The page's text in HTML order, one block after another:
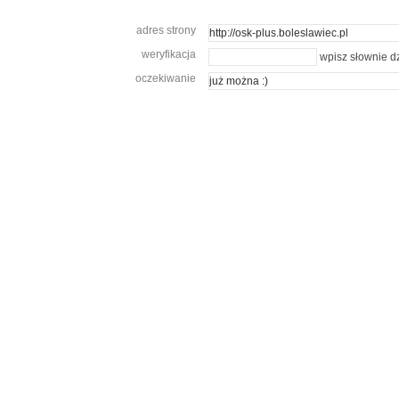
adres strony
weryfikacja
wpisz słownie
oczekiwanie